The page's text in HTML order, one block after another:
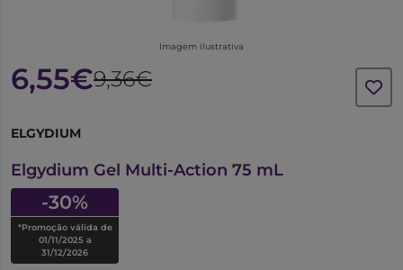
Imagem ilustrativa
6,55€9,36€
ELGYDIUM
Elgydium Gel Multi-Action 75 mL
-30%
*Promoção válida de
01/11/2025 a
31/12/2026